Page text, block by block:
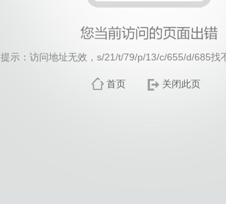
提示：访问地址无效，s/21/t/79/p/13/c/655/d/685找
首页 关闭此页